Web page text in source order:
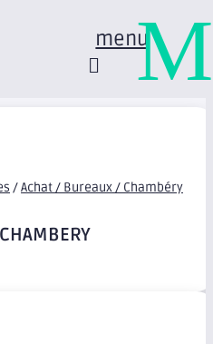
menu
/Achat / Bureaux / Chambéry
M